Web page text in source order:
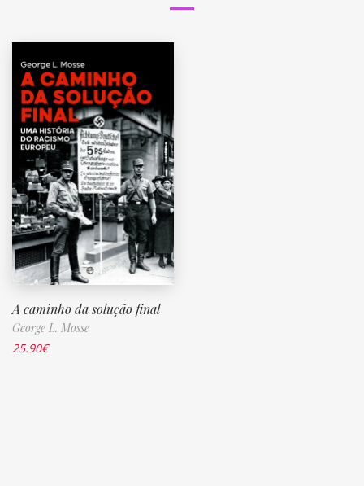
A caminho da solução final
George L. Mosse
25.90€